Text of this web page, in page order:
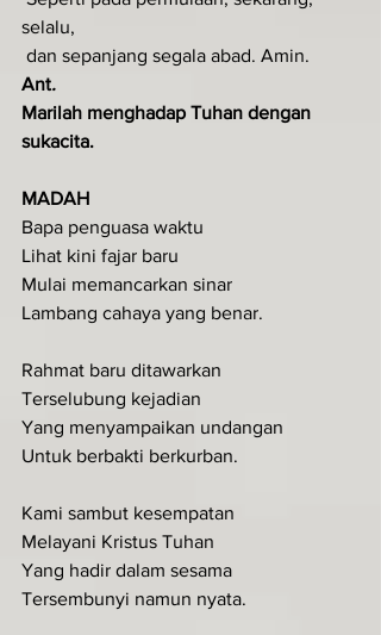
selalu,
dan sepanjang segala abad. Amin.
Ant.
Marilah menghadap Tuhan dengan
sukacita.
MADAH
Bapa penguasa waktu
Lihat kini fajar baru
Mulai memancarkan sinar
Lambang cahaya yang benar.
Rahmat baru ditawarkan
Terselubung kejadian
Yang menyampaikan undangan
Untuk berbakti berkurban.
Kami sambut kesempatan
Melayani Kristus Tuhan
Yang hadir dalam sesama
Tersembunyi namun nyata.